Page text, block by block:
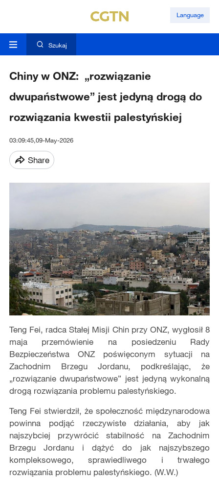
Language
Szukaj
Chiny w ONZ: „rozwiązanie
dwupaństwowe” jest jedyną drogą do
rozwiązania kwestii palestyńskiej
03:09:45,09-May-2026
Share
Teng Fei, radca Stałej Misji Chin przy ONZ, wygłosił 8
maja przemówienie na posiedzeniu Rady
Bezpieczeństwa ONZ poświęconym sytuacji na
Zachodnim Brzegu Jordanu, podkreślając, że
„rozwiązanie dwupaństwowe” jest jedyną wykonalną
drogą rozwiązania problemu palestyńskiego.
Teng Fei stwierdził, że społeczność międzynarodowa
powinna podjąć rzeczywiste działania, aby jak
najszybciej przywrócić stabilność na Zachodnim
Brzegu Jordanu i dążyć do jak najszybszego
kompleksowego, sprawiedliwego i trwałego
rozwiązania problemu palestyńskiego. (W.W.)